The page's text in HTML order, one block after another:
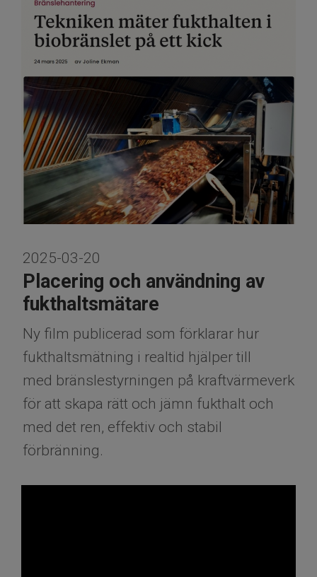
2025-03-20
Placering och användning av
fukthaltsmätare
Ny film publicerad som förklarar hur
fukthaltsmätning i realtid hjälper till
med bränslestyrningen på kraftvärmeverk
för att skapa rätt och jämn fukthalt och
med det ren, effektiv och stabil
förbränning.